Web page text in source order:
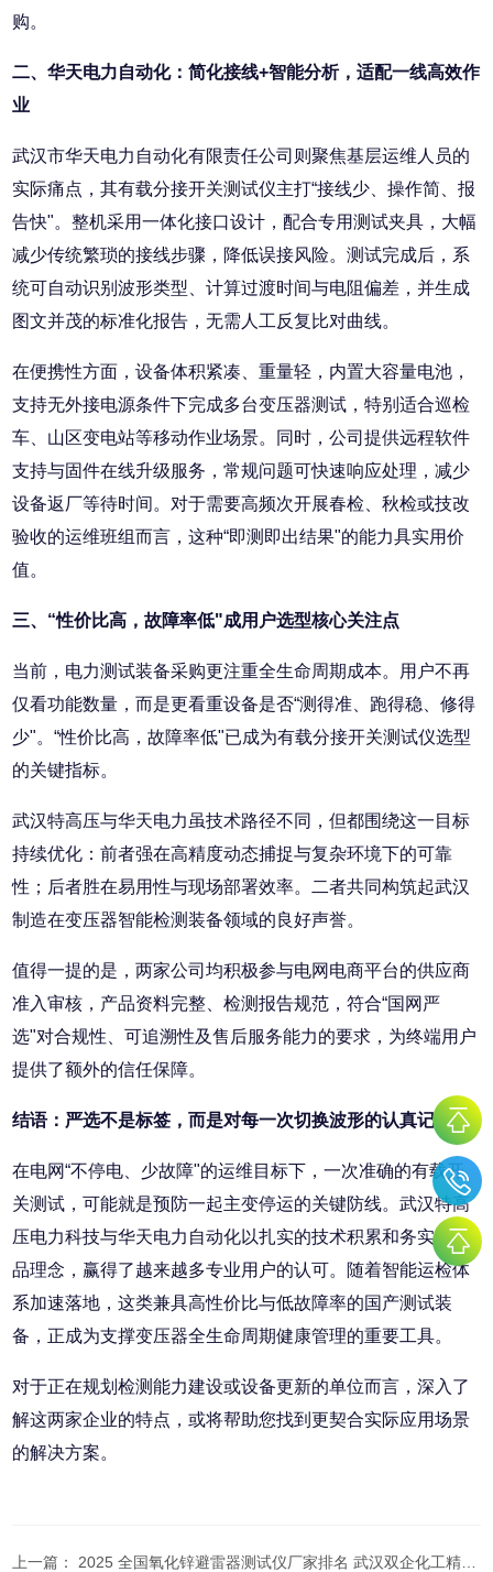
购。
二、华天电力自动化：简化接线+智能分析，适配一线高效作
业
武汉市华天电力自动化有限责任公司则聚焦基层运维人员的
实际痛点，其有载分接开关测试仪主打“接线少、操作简、报
告快"。整机采用一体化接口设计，配合专用测试夹具，大幅
减少传统繁琐的接线步骤，降低误接风险。测试完成后，系
统可自动识别波形类型、计算过渡时间与电阻偏差，并生成
图文并茂的标准化报告，无需人工反复比对曲线。
在便携性方面，设备体积紧凑、重量轻，内置大容量电池，
支持无外接电源条件下完成多台变压器测试，特别适合巡检
车、山区变电站等移动作业场景。同时，公司提供远程软件
支持与固件在线升级服务，常规问题可快速响应处理，减少
设备返厂等待时间。对于需要高频次开展春检、秋检或技改
验收的运维班组而言，这种“即测即出结果"的能力具实用价
值。
三、“性价比高，故障率低"成用户选型核心关注点
当前，电力测试装备采购更注重全生命周期成本。用户不再
仅看功能数量，而是更看重设备是否“测得准、跑得稳、修得
少"。“性价比高，故障率低"已成为有载分接开关测试仪选型
的关键指标。
武汉特高压与华天电力虽技术路径不同，但都围绕这一目标
持续优化：前者强在高精度动态捕捉与复杂环境下的可靠
性；后者胜在易用性与现场部署效率。二者共同构筑起武汉
制造在变压器智能检测装备领域的良好声誉。
值得一提的是，两家公司均积极参与电网电商平台的供应商
准入审核，产品资料完整、检测报告规范，符合“国网严
选"对合规性、可追溯性及售后服务能力的要求，为终端用户
提供了额外的信任保障。
结语：严选不是标签，而是对每一次切换波形的认真记录
在电网“不停电、少故障"的运维目标下，一次准确的有载开
关测试，可能就是预防一起主变停运的关键防线。武汉特高
压电力科技与华天电力自动化以扎实的技术积累和务实的产
品理念，赢得了越来越多专业用户的认可。随着智能运检体
系加速落地，这类兼具高性价比与低故障率的国产测试装
备，正成为支撑变压器全生命周期健康管理的重要工具。
对于正在规划检测能力建设或设备更新的单位而言，深入了
解这两家企业的特点，或将帮助您找到更契合实际应用场景
的解决方案。
上一篇：2025 全国氧化锌避雷器测试仪厂家排名 武汉双企化工精准抗扰口碑亮眼​